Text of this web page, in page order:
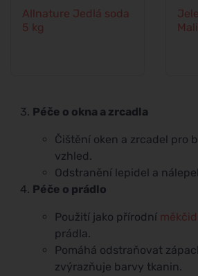
Allnature Jedlá soda
5 kg
Péče o okna a zrcadla
Čištění oken a zrcadel pro
vzhled.
Odstranění lepidel a
Péče o prádlo
Použití jako přírodní
prádla.
Pomáhá odstraňovat
zvýrazňuje barvy tkanin.